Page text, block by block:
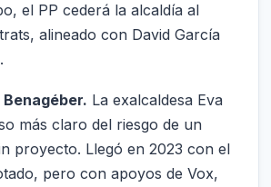
el PP cederá la alcaldía al
alineado con David García
La exalcaldesa Eva
más claro del riesgo de un
proyecto. Llegó en 2023 con el
pero con apoyos de Vox,